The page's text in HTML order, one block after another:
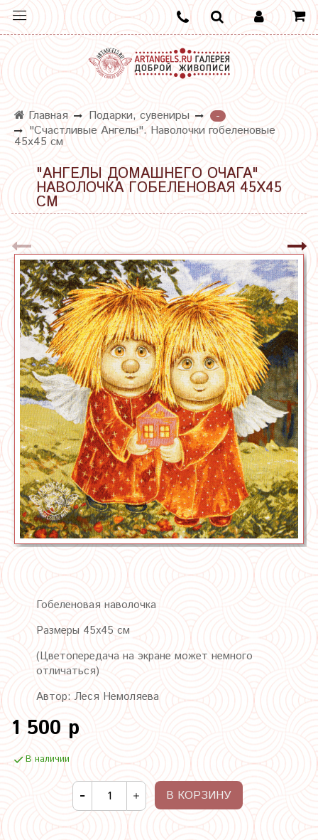
Главная Подарки, сувениры
-
"Счастливые Ангелы". Наволочки гобеленовые
45х45 см
"АНГЕЛЫ ДОМАШНЕГО ОЧАГА"
НАВОЛОЧКА ГОБЕЛЕНОВАЯ 45Х45
СМ
Гобеленовая наволочка
Размеры 45х45 см
(Цветопередача на экране может немного
отличаться)
Автор: Леся Немоляева
1 500 р
В наличии
В КОРЗИНУ